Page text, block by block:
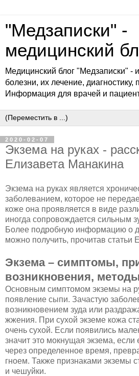
"Медзаписки" -
медицинский
Медицинский блог "Медзаписки" -
болезни, их лечение, диагностику,
Информация для врачей и
2020-02-07
Экзема на руках -
Елизавета Манакина
Экзема на руках является
заболеванием, которое не
коже она проявляется в виде
иногда сопровождается сильным
Более подробную информацию о
можно получить, прочитав статьи
Экзема – симптомы,
возникновения,
Основным симптомом экземы на
появление сыпи. Зачастую
возникновением зуда или
жжения. При сухой экземе кожа
очень сухой. Если появились
значит это мокнущая экзема, если
через определенное время,
гноем. Также признаками экземы
и чешуйки.